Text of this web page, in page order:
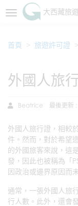
大西藏旅
首頁 旅遊許可證
外國人旅
Beatrice 最後更新
外國人旅行證，相較
件。然而，對於希望
的外國旅客來說，這
發，因此也被稱為「
因政治或邊界原因而
通常，一張外國人旅
行人數。此外，還會